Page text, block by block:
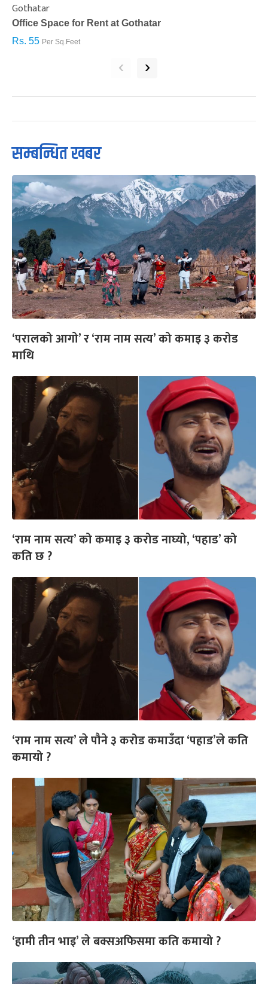
Gothatar
Office Space for Rent at Gothatar
Rs. 55 Per Sq.Feet
‹ ›
सम्बन्धित खबर
‘परालको आगो’ र ‘राम नाम सत्य’ को कमाइ ३ करोड
माथि
‘राम नाम सत्य’ को कमाइ ३ करोड नाघ्यो, ‘पहाड’ को
कति छ ?
‘राम नाम सत्य’ ले पौने ३ करोड कमाउँदा ‘पहाड’ले कति
कमायो ?
‘हामी तीन भाइ’ ले बक्सअफिसमा कति कमायो ?